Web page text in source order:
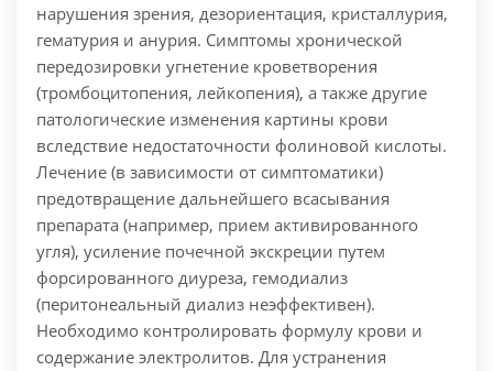
нарушения зрения, дезориентация, кристаллурия,
гематурия и анурия. Симптомы хронической
передозировки угнетение кроветворения
(тромбоцитопения, лейкопения), а также другие
патологические изменения картины крови
вследствие недостаточности фолиновой кислоты.
Лечение (в зависимости от симптоматики)
предотвращение дальнейшего всасывания
препарата (например, прием активированного
угля), усиление почечной экскреции путем
форсированного диуреза, гемодиализ
(перитонеальный диализ неэффективен).
Необходимо контролировать формулу крови и
содержание электролитов. Для устранения